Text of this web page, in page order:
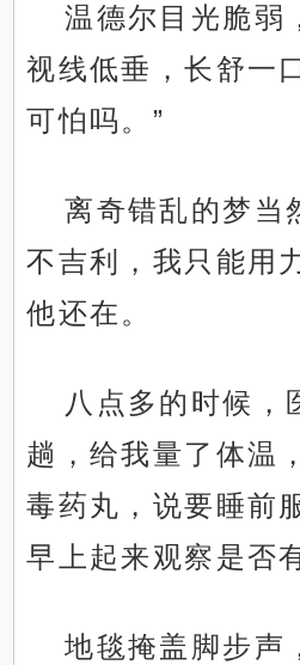
温德尔目光脆弱
视线低垂，长舒一
可怕吗。”
离奇错乱的梦当
不吉利，我只能用
他还在。
八点多的时候，
趟，给我量了体温
毒药丸，说要睡前
早上起来观察是否
地毯掩盖脚步声